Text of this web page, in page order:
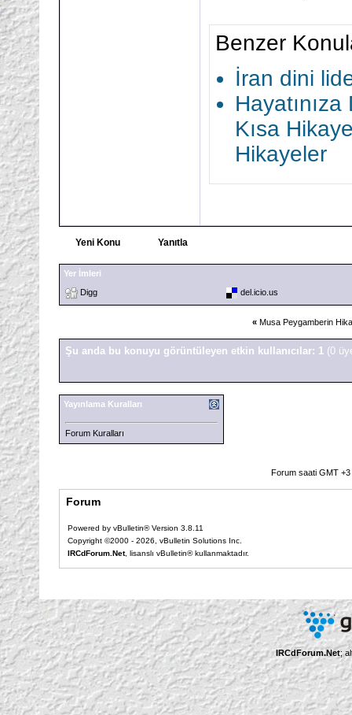
Benzer
İran dini
Kısa
Hikayeler
Yeni Konu Yanıtla
Yer İmleri
Digg
del.icio.us
« Musa Peygamberin
Şu anda bu konuyu görüntüleyen etkin kullanıcılar: 1 (0
Yayınlama Kuralları
Forum Kuralları
Forum saati GMT
Forum
Powered by vBulletin® Version 3.8.11
Copyright ©2000 - 2026, vBulletin Solutions Inc.
IRCdForum.Net, lisanslı vBulletin® kullanmaktadır.
IRCdForum.Net;